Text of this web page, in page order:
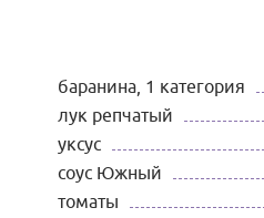
баранина, 1 категория
лук репчатый
уксус
соус Южный
томаты